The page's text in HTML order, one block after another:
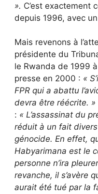
». C’est exactement
depuis 1996, avec
Mais revenons à
présidente du
le Rwanda de 1999
presse en 2000 : «
FPR qui a abattu
devra être réécrite. »
: « L’assassinat du
réduit à un fait
génocide. En effet,
Habyarimana est le
personne n’ira
revanche, il s’avère
aurait été tué par la